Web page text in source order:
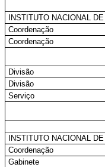
INSTITUTO NACIONAL
Coordenação
Coordenação
Divisão
Divisão
Serviço
INSTITUTO NACIONAL
Coordenação
Gabinete